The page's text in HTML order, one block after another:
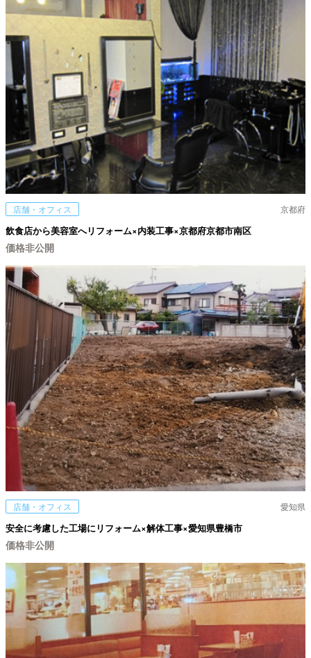
店舗・オフィス 京都府
飲食店から美容室へリフォーム×内装工事×京都府京都市南区
価格非公開
店舗・オフィス 愛知県
安全に考慮した工場にリフォーム×解体工事×愛知県豊橋市
価格非公開